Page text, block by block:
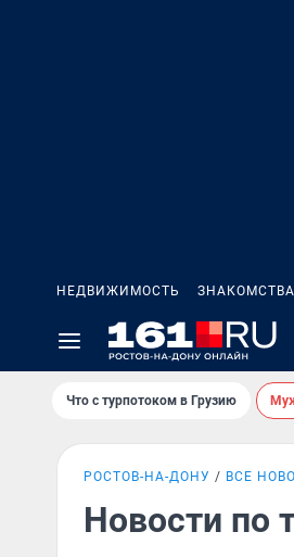
НЕДВИЖИМОСТЬ ЗНАКОМСТВА
Что с турпотоком в Грузию
РОСТОВ-НА-ДОНУ ВСЕ
Новости по